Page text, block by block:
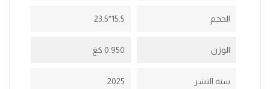
الحجم 15.5*23.5
الوزن 0.950 كغ
سنة النشر 2025